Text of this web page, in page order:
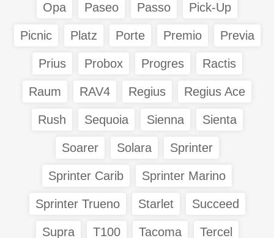
Opa Paseo Passo Pick-Up
Picnic Platz Porte Premio Previa
Prius Probox Progres Ractis
Raum RAV4 Regius Regius Ace
Rush Sequoia Sienna Sienta
Soarer Solara Sprinter
Sprinter Carib Sprinter Marino
Sprinter Trueno Starlet Succeed
Supra T100 Tacoma Tercel